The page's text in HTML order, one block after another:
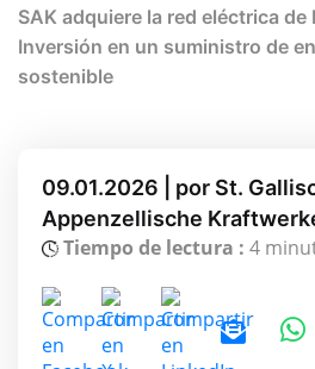
SAK adquiere la red eléctrica de
Inversión en un suministro de
sostenible
09.01.2026 | por St.
Appenzellische
Tiempo de lectura : 4